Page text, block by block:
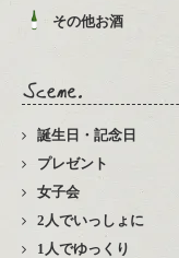
その他お酒
誕生日・記念日
プレゼント
女子会
2人でいっしょに
1人でゆっくり